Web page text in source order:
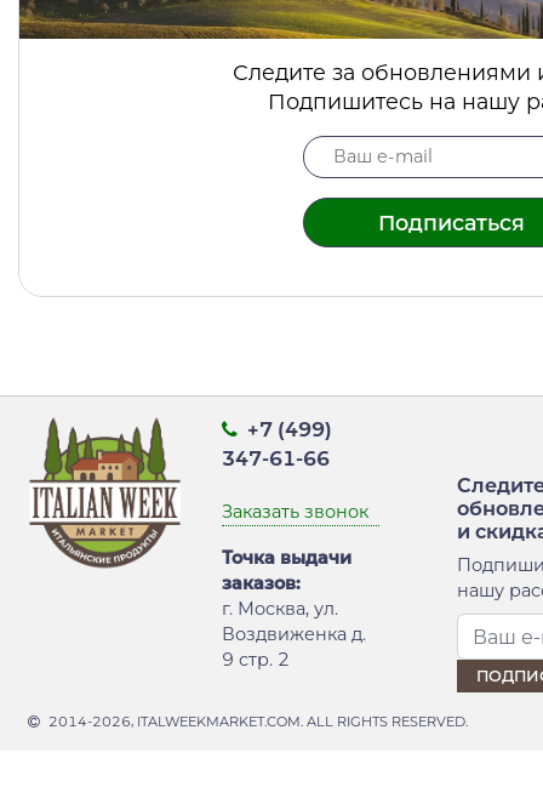
Следите за обновлениями
Подпишитесь на нашу
+7 (499)
347-61-66
Заказать звонок
Точка выдачи
заказов:
г. Москва, ул.
Воздвиженка д.
9 стр. 2
и
нашу
2014-2026, ITALWEEKMARKET.COM. ALL RIGHTS RESERVED.